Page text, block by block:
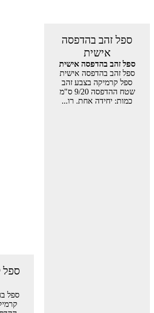
ספל זהב בהדפסה
אישית
ספל זהב בהדפסה אישית
ספל זהב בהדפסה אישית
ספל קרמיקה בצבע זהב
שטח ההדפסה 9/20 ס"מ
כמות: יחידה אחת. רו...
ספל
ספל